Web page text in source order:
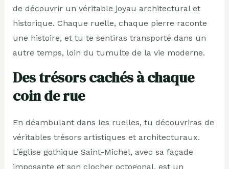
de découvrir un véritable joyau architectural et
historique. Chaque ruelle, chaque pierre raconte
une histoire, et tu te sentiras transporté dans un
autre temps, loin du tumulte de la vie moderne.
Des trésors cachés à chaque
coin de rue
En déambulant dans les ruelles, tu découvriras de
véritables trésors artistiques et architecturaux.
L’église gothique Saint-Michel, avec sa façade
imposante et son clocher octogonal, est un